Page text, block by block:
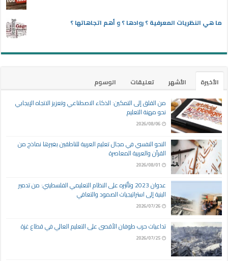
ما هي النظريات المعرفية ؟ روادها ؟ و أهم اتجاهاتها ؟
الأخيرة الأشهر تعليقات
الوسوم
من القلق إلى التمكين: الذكاء الاصطناعي وتعزيز الاتجاه الإيجابي
نحو مهنة التعليم
2026/08/06
النحو النفسي في مجال تعليم العربية للناطقين بغيرها نماذج من
القرآن والعربية المعاصرة
2026/08/01
عدوان 2023 وتأثيره على النظام التعليمي الفلسطيني: من تدمير
البنية إلى استراتيجيات الصمود والتعافي
2026/07/26
تداعيات حرب طوفان الأقصى على التعليم العالي في قطاع غزة
2026/07/25